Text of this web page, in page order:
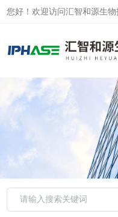
您好！欢迎访问汇智和源生